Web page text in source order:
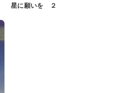
星に願いを ２